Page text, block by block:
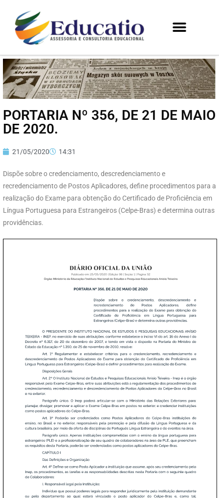
PORTARIA Nº 356, DE 21 DE MAIO
DE 2020.
21/05/2020 14:31
Dispõe sobre o credenciamento, descredenciamento e
recredenciamento de Postos Aplicadores, define procedimentos para a
realização do Exame para obtenção do Certificado de Proficiência em
Língua Portuguesa para Estrangeiros (Celpe-Bras) e determina outras
providências.